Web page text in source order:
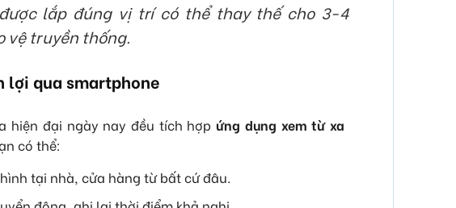
lắp đúng vị trí có thể thay thế cho 3-4
vệ truyền thống.
lợi qua smartphone
hiện đại ngày nay đều tích hợp ứng dụng xem từ xa
có thể:
tại nhà, cửa hàng từ bất cứ đâu.